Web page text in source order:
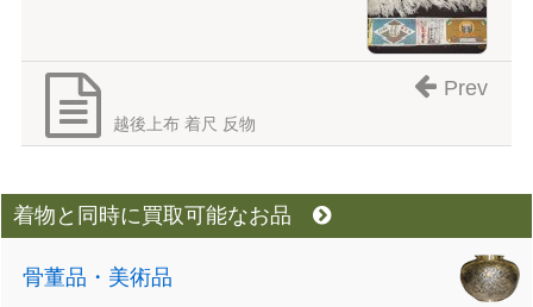
越後上布 着尺 反物
Prev
着物と同時に買取可能なお品
骨董品・美術品